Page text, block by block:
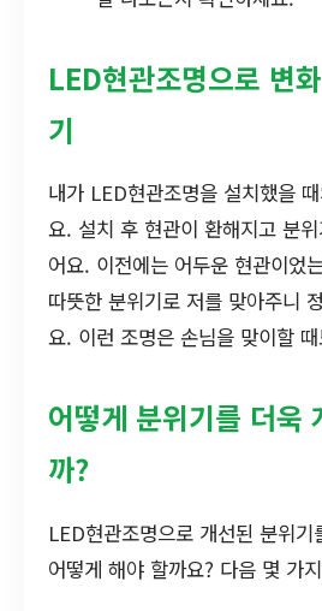
LED현관조명으로 변
기
내가 LED현관조명을 설치했을
요. 설치 후 현관이 환해지고 분
어요. 이전에는 어두운 현관이었
따뜻한 분위기로 저를 맞아주니
요. 이런 조명은 손님을 맞이할
어떻게 분위기를 더욱
까?
LED현관조명으로 개선된 분위기
어떻게 해야 할까요? 다음 몇 가